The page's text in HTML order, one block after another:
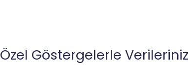
Özel Göstergelerle